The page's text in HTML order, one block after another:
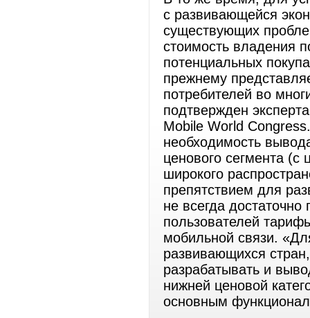
с развивающейся
существующих
стоимость владения
потенциальных
прежнему
потребителей во
подтвержден
Mobile World
необходимость
ценового сегмента
широкого
препятствием для
не всегда
пользователей
мобильной связи.
развивающихся
разрабатывать и
нижней ценовой
основным